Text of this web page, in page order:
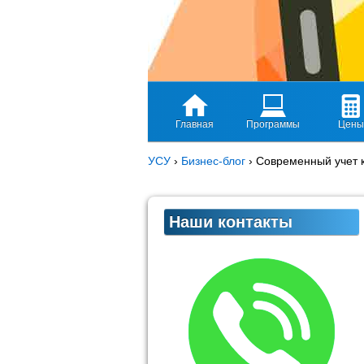
Главная Программы Цены
УСУ › Бизнес-блог › Современный учет
Наши контакты